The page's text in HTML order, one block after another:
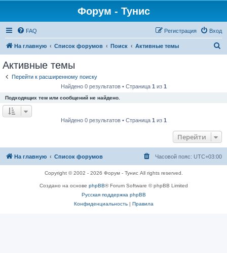
Форум - Тунис
FAQ Вход
Регистрация
На главную Список форумов Поиск Активные темы
Активные темы
Перейти к расширенному поиску
Найдено 0 результатов • Страница 1 из 1
Подходящих тем или сообщений не найдено.
Найдено 0 результатов • Страница 1 из 1
Перейти
На главную Список форумов Часовой пояс: UTC+03:00
Copyright © 2002 - 2026 Форум - Тунис All rights reserved.
Создано на основе phpBB® Forum Software © phpBB Limited
Русская поддержка phpBB
Конфиденциальность| Правила